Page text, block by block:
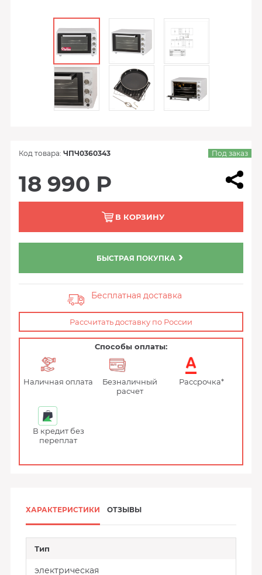
Код товара: ЧПЧ0360343 Под заказ
18 990 Р
В КОРЗИНУ
БЫСТРАЯ ПОКУПКА
Бесплатная доставка
Рассчитать доставку по России
Способы оплаты:
Наличная оплата
Безналичный
расчет
Рассрочка*
В кредит без
переплат
ХАРАКТЕРИСТИКИ ОТЗЫВЫ
Тип
электрическая